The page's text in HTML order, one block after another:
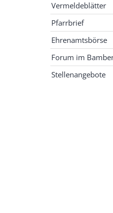
Vermeldeblätter
Pfarrbrief
Ehrenamtsbörse
Forum im
Stellenangebote